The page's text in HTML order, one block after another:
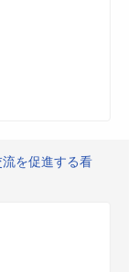
を促進する看